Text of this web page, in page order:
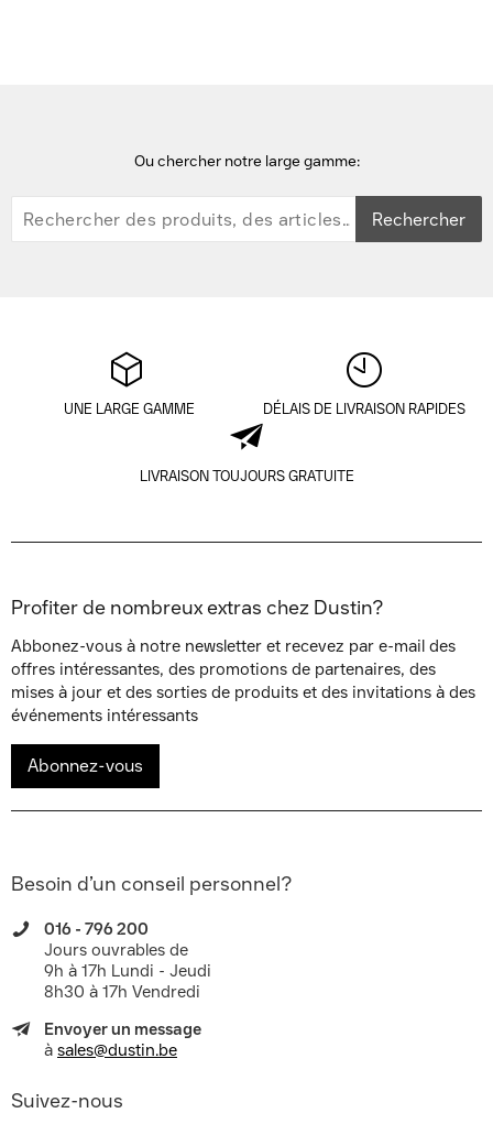
Ou chercher notre large gamme:
Rechercher
UNE LARGE GAMME DÉLAIS DE LIVRAISON RAPIDES
LIVRAISON TOUJOURS GRATUITE
Profiter de nombreux extras chez Dustin?
Abbonez-vous à notre newsletter et recevez par e-mail des
offres intéressantes, des promotions de partenaires, des
mises à jour et des sorties de produits et des invitations à des
événements intéressants
Abonnez-vous
Besoin d’un conseil personnel?
016 - 796 200
Jours ouvrables de
9h à 17h Lundi - Jeudi
8h30 à 17h Vendredi
Envoyer un message
à sales@dustin.be
Suivez-nous